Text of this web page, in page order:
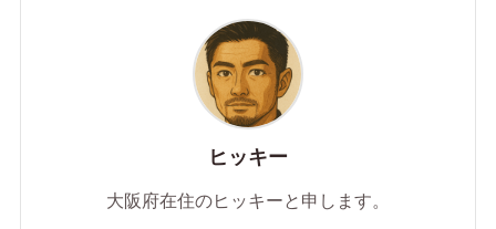
ヒッキー
大阪府在住のヒッキーと申します。